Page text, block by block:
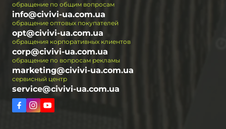
обращение по общим вопросам
info@civivi-ua.com.ua
обращение оптовых покупателей
opt@civivi-ua.com.ua
обращения корпоративных клиентов
corp@civivi-ua.com.ua
обращение по вопросам рекламы
marketing@civivi-ua.com.ua
сервисный центр
service@civivi-ua.com.ua